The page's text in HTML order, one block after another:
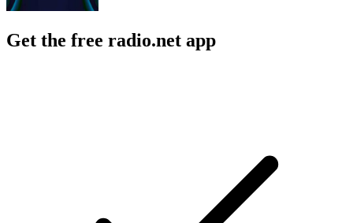
Get the free radio.net app